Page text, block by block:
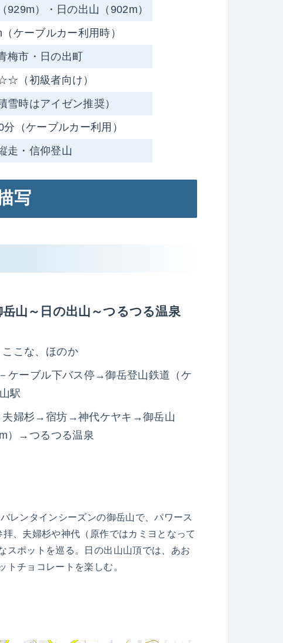
929m）・日の出山（902m）
ケーブルカー利用時）
梅市・日の出町
初級者向け）
雪時はアイゼン推奨）
分（ケーブルカー利用）
走・信仰登山
写
岳山～日の出山～つるつる温泉
こな、ほのか
ケーブル下バス停→御岳登山鉄道（ケ
駅
婦杉→宿坊→神代ケヤキ→御岳山
）→つるつる温泉
レンタインシーズンの御岳山で、パワース
、夫婦杉や神代（原作ではカミヨとなって
スポットを巡る。日の出山山頂では、あお
トチョコレートを楽しむ。